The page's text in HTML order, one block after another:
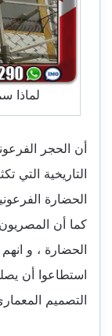
لماذا
أن الحجر
التاريخية التي
الحضارة
كما أن
الحضارة ، و
استطاعوا أن
التصميم